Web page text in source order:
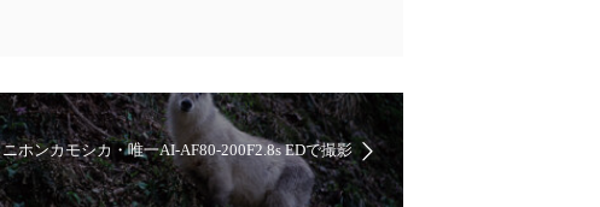
ニホンカモシカ・唯一AI-AF80-200F2.8s EDで撮影